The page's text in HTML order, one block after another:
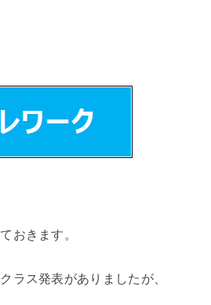
おきます。
ラス発表がありましたが、